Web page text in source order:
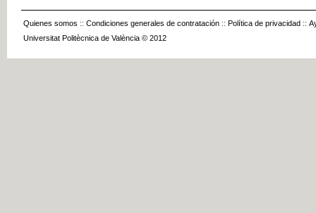
Quienes somos :: Condiciones generales de contratación :: Política de privacidad ::
Universitat Politècnica de València © 2012